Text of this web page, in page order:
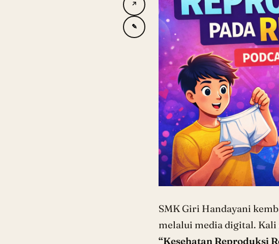
↗
✎
SMK Giri Handayani
melalui media digital.
“Kesehatan Reproduksi